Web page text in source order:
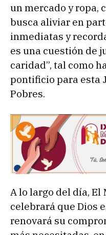
un mercado y ropa,
busca aliviar en
inmediatas y
es una cuestión de
caridad”, tal como
pontificio para esta
Pobres.
A lo largo del día, El
celebrará que Dios
renovará su